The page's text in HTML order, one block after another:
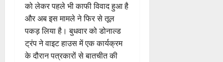
को लेकर पहले भी काफी विवाद हुआ है
और अब इस मामले ने फिर से तूल
पकड़ लिया है। बुधवार को डोनाल्ड
ट्रंप ने वाइट हाउस में एक कार्यक्रम
के दौरान पत्रकारों से बातचीत की